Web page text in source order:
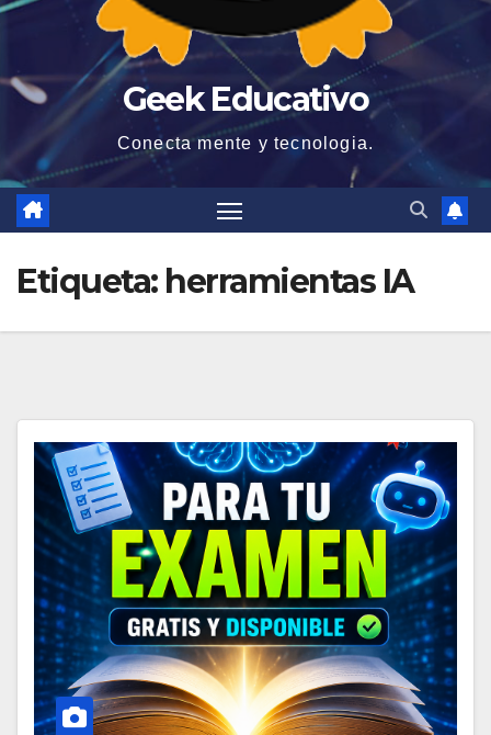
Geek Educativo
Conecta mente y tecnologia.
Etiqueta: herramientas IA